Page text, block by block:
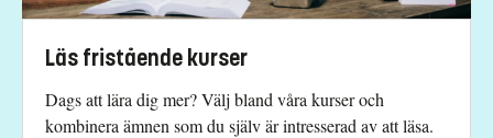
Läs fristående kurser
Dags att lära dig mer? Välj bland våra kurser och
kombinera ämnen som du själv är intresserad av att läsa.